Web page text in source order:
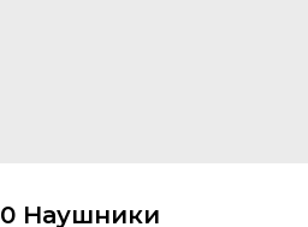
Наушники